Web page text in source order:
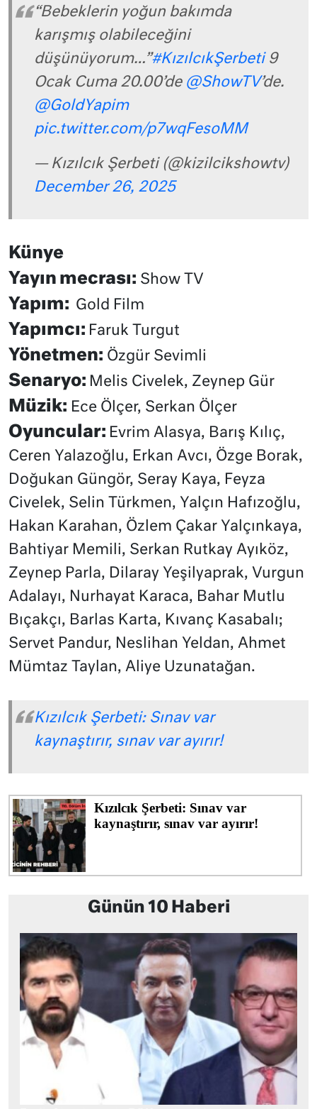
“Bebeklerin yoğun bakımda
karışmış olabileceğini
düşünüyorum…”#KızılcıkŞerbeti9
Ocak Cuma 20.00’de @ShowTV’de.
@GoldYapim
pic.twitter.com/p7wqFesoMM
— Kızılcık Şerbeti (@kizilcikshowtv)
December 26, 2025
Künye
Yayın mecrası: Show TV
Yapım: Gold Film
Yapımcı: Faruk Turgut
Yönetmen: Özgür Sevimli
Senaryo: Melis Civelek, Zeynep Gür
Müzik: Ece Ölçer, Serkan Ölçer
Oyuncular: Evrim Alasya, Barış Kılıç,
Ceren Yalazoğlu, Erkan Avcı, Özge Borak,
Doğukan Güngör, Seray Kaya, Feyza
Civelek, Selin Türkmen, Yalçın Hafızoğlu,
Hakan Karahan, Özlem Çakar Yalçınkaya,
Bahtiyar Memili, Serkan Rutkay Ayıköz,
Zeynep Parla, Dilaray Yeşilyaprak, Vurgun
Adalayı, Nurhayat Karaca, Bahar Mutlu
Bıçakçı, Barlas Karta, Kıvanç Kasabalı;
Servet Pandur, Neslihan Yeldan, Ahmet
Mümtaz Taylan, Aliye Uzunatağan.
Kızılcık Şerbeti: Sınav var
kaynaştırır, sınav var ayırır!
Günün 10 Haberi